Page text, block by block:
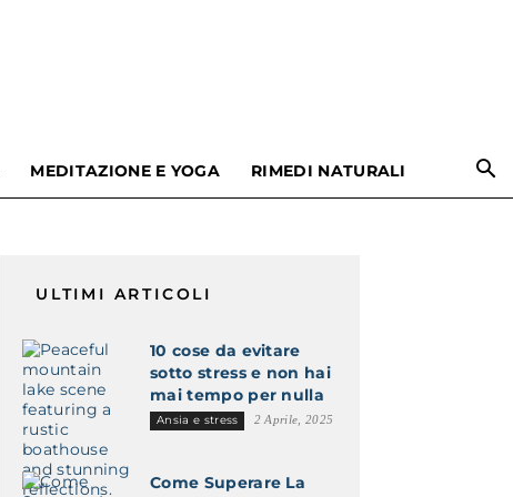
MEDITAZIONE E YOGA RIMEDI NATURALI
ULTIMI ARTICOLI
10 cose da evitare
sotto stress e non hai
mai tempo per nulla
Ansia e stress 2 Aprile, 2025
Come Superare La